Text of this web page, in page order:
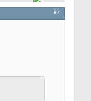
#7